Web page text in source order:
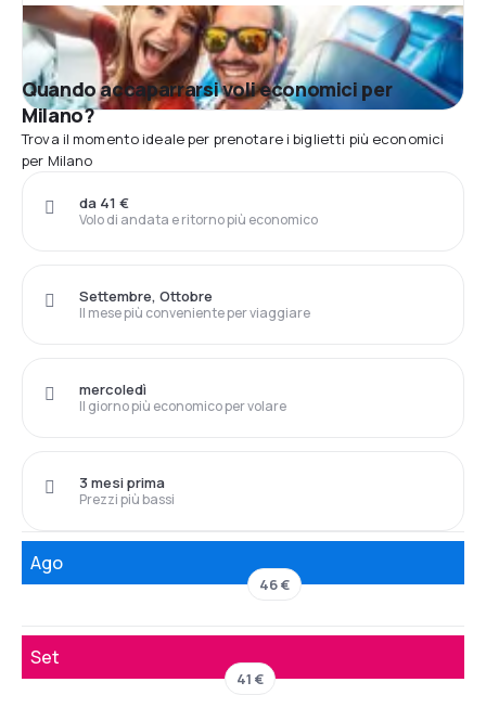
Quando accaparrarsi voli economici per
Milano?
Trova il momento ideale per prenotare i biglietti più economici
per Milano
Volo di andata e ritorno più economico
da 41 €
Il mese più conveniente per viaggiare
Settembre, Ottobre
Il giorno più economico per volare
mercoledì
Prezzi più bassi
3 mesi prima
Ago
46 €
Set
41 €